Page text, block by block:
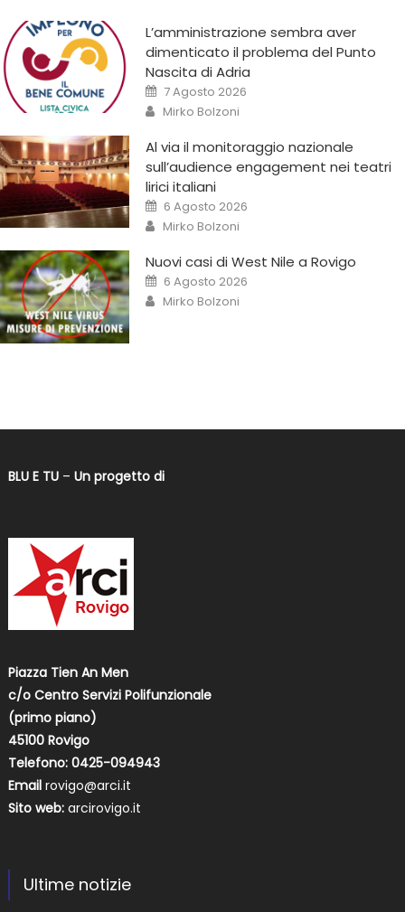
L’amministrazione sembra aver
dimenticato il problema del Punto
Nascita di Adria
7 Agosto 2026
Mirko Bolzoni
Al via il monitoraggio nazionale
sull’audience engagement nei teatri
lirici italiani
6 Agosto 2026
Mirko Bolzoni
Nuovi casi di West Nile a Rovigo
6 Agosto 2026
Mirko Bolzoni
BLU E TU– Un progetto di
Piazza Tien An Men
c/o Centro Servizi Polifunzionale
(primo piano)
45100 Rovigo
Telefono: 0425-094943
Email rovigo@arci.it
Sito web: arcirovigo.it
Ultime notizie